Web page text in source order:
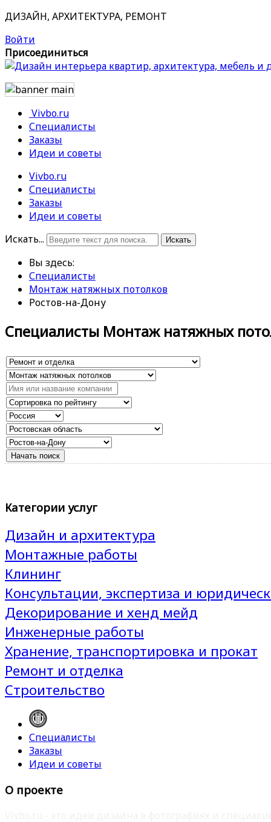
ДИЗАЙН, АРХИТЕКТУРА, РЕМОНТ
Войти
Присоединиться
Vivbo.ru
Специалисты
Заказы
Идеи и советы
Vivbo.ru
Специалисты
Заказы
Идеи и советы
Искать...
Искать
Вы здесь:
Специалисты
Монтаж натяжных потолков
Ростов-на-Дону
Специалисты Монтаж натяжных
Категории услуг
Дизайн и архитектура
Монтажные работы
Клининг
Консультации, экспертиза и
Декорирование и хенд мейд
Инженерные работы
Хранение, транспортировка и прокат
Ремонт и отделка
Строительство
Специалисты
Заказы
Идеи и советы
О проекте